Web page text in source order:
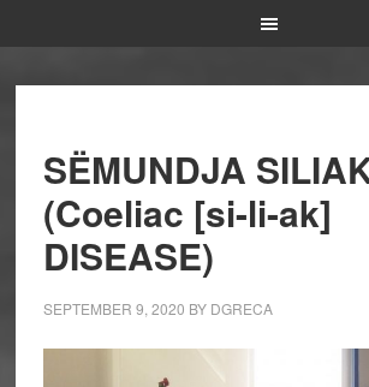
SËMUNDJA
(Coeliac [si-li-ak]
DISEASE)
SEPTEMBER 9, 2020 BY DGRECA